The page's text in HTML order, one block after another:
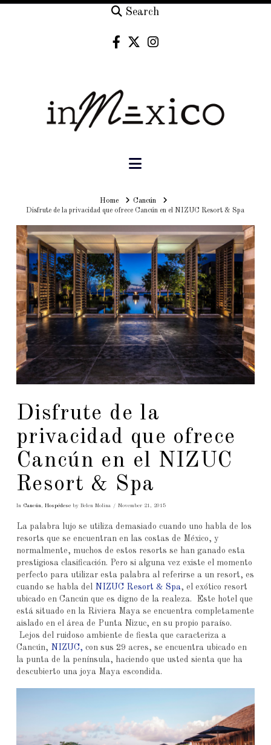
Search
Navigation
HomeHomeCancún
Disfrute de la privacidad que ofrece Cancún en el NIZUC Resort & Spa
Disfrute de la
privacidad que ofrece
Cancún en el NIZUC
Resort & Spa
In Cancún, Hospédeseby Belen Molina November 21, 2015
La palabra lujo se utiliza demasiado cuando uno habla de los
resorts que se encuentran en las costas de México, y
normalmente, muchos de estos resorts se han ganado esta
prestigiosa clasificación. Pero si alguna vez existe el momento
perfecto para utilizar esta palabra al referirse a un resort, es
cuando se habla del
NIZUC Resort & Spa, el exótico resort
ubicado en Cancún que es digno de la realeza. Este hotel que
está situado en la Riviera Maya se encuentra completamente
aislado en el área de Punta Nizuc, en su propio paraíso.
Lejos del ruidoso ambiente de fiesta que caracteriza a
Cancún,
NIZUC, con sus 29 acres, se encuentra ubicado en
la punta de la península, haciendo que usted sienta que ha
descubierto una joya Maya escondida.